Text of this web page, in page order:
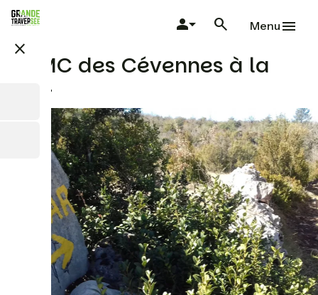
Skip
content
close
Menu
GTMC des Cévennes à la
mer